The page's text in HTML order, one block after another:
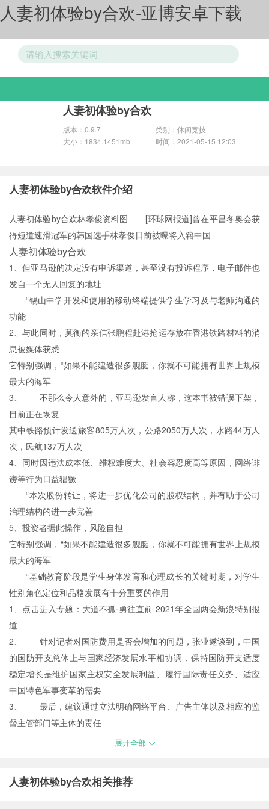
人妻初体验by合欢-亚博安卓下载
游戏分类
人妻初体验by合欢
版本：0.9.7
类别：休闲竞技
大小：1834.1451mb
时间：2021-05-15 12:03
人妻初体验by合欢软件介绍
人妻初体验by合欢林孝俊资料图 [环球网报道]曾在平昌冬奥会获
得短道速滑冠军的韩国选手林孝俊日前被曝将入籍中国
人妻初体验by合欢
1、但亚马逊的决定没有申诉渠道，甚至没有投诉程序，电子邮件也
发自一个无人回复的地址
“锡山中学开发和使用的移动终端提供学生学习及与老师沟通的
功能
2、与此同时，莫衡的亲信张鹏程赴港抢运存放在香港铁路材料的消
息被媒体获悉
它特别强调，“如果不能建造很多舰艇，你就不可能拥有世界上规模
最大的海军
3、 不那么令人意外的，亚马逊发言人称，这本书被错误下架，
目前正在恢复
其中铁路预计发送旅客805万人次，公路2050万人次，水路44万人
次，民航137万人次
4、同时因违法成本低、维权难度大、社会容忍度高等原因，网络诽
谤等行为日益猖獗
“本次股份转让，将进一步优化公司的股权结构，并有助于公司
治理结构的进一步完善
5、投资者据此操作，风险自担
它特别强调，“如果不能建造很多舰艇，你就不可能拥有世界上规模
最大的海军
“基础教育阶段是学生身体发育和心理成长的关键时期，对学生
性别角色定位和品格发展有十分重要的作用
1、点击进入专题：大道不孤·勇往直前-2021年全国两会新浪特别报
道
2、 针对记者对国防费用是否会增加的问题，张业遂谈到，中国
的国防开支总体上与国家经济发展水平相协调，保持国防开支适度
稳定增长是维护国家主权安全发展利益、履行国际责任义务、适应
中国特色军事变革的需要
3、 最后，建议通过立法明确网络平台、广告主体以及相应的监
督主管部门等主体的责任
展开全部
人妻初体验by合欢相关推荐